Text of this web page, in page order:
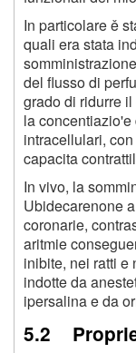
In particolare ě
quali era stata
del flusso di
grado di ridurre
la
intracellulari,
capacita
In vivo, la
Ubidecarenone
coronarie,
aritmie
inibite, nei ratti e
indotte da
ipersalina e da
5.2